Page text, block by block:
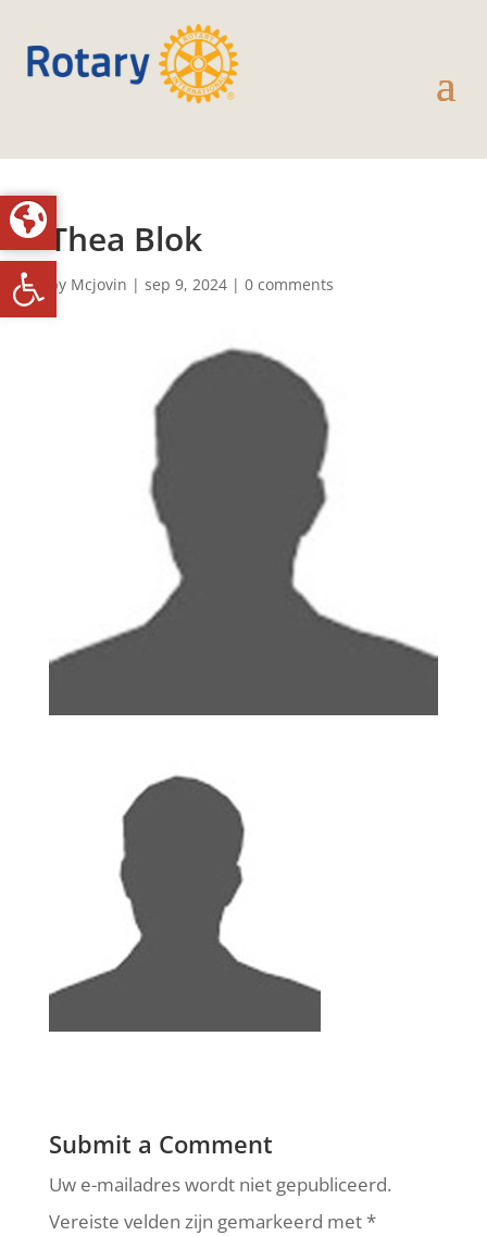
Toolbar openen
Thea Blok
by Mcjovin | sep 9, 2024| 0 comments
Submit a Comment
Uw e-mailadres wordt niet gepubliceerd.
Vereiste velden zijn gemarkeerd met*